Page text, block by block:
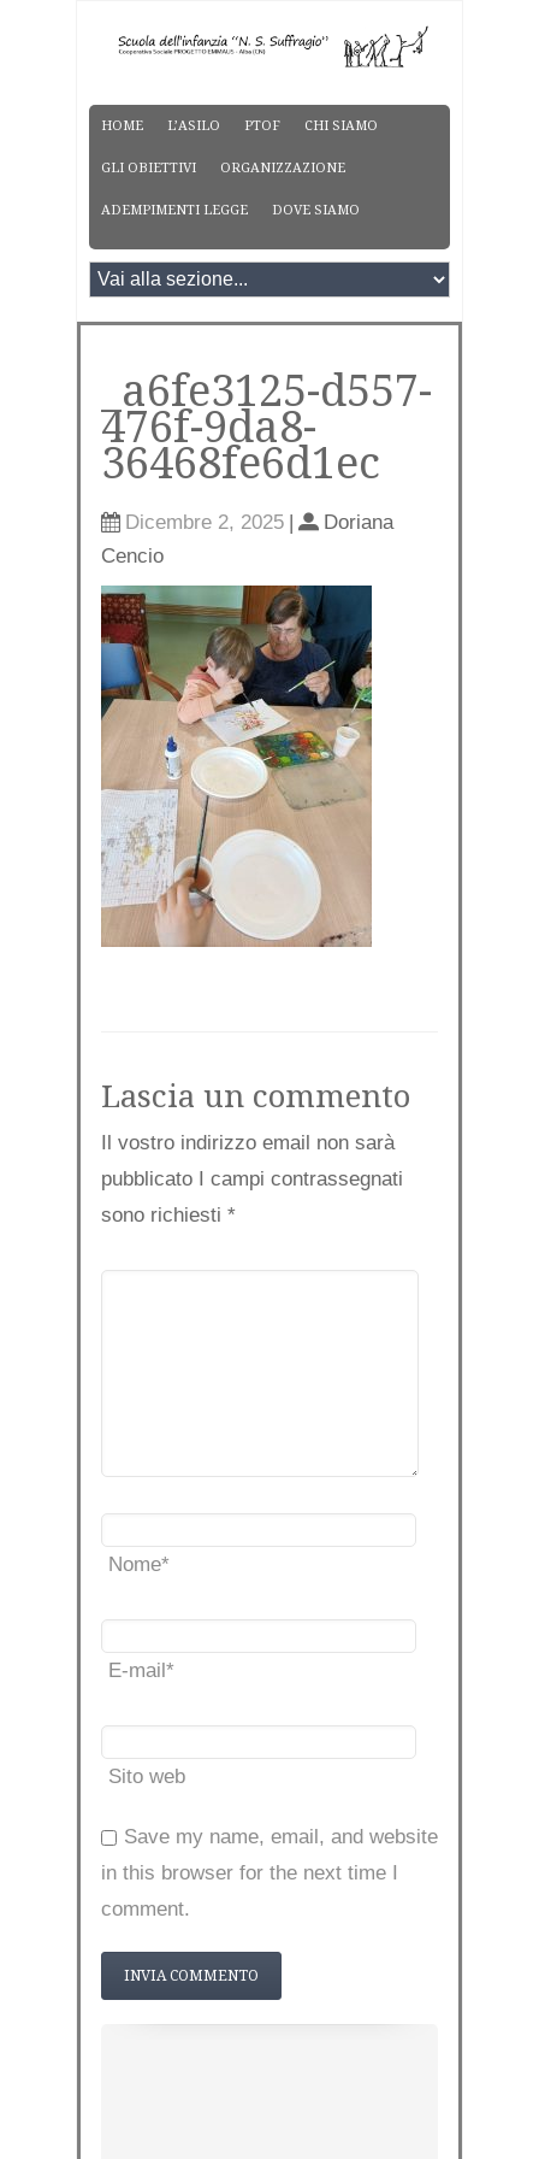
HOME L’ASILO PTOF CHI SIAMO
GLI OBIETTIVI ORGANIZZAZIONE
ADEMPIMENTI LEGGE DOVE SIAMO
_a6fe3125-d557-
476f-9da8-
36468fe6d1ec
Dicembre 2, 2025 |
Doriana
Cencio
Lascia un commento
Il vostro indirizzo email non sarà
pubblicato I campi contrassegnati
sono richiesti *
Nome*
E-mail*
Sito web
Save my name, email, and website
in this browser for the next time I
comment.